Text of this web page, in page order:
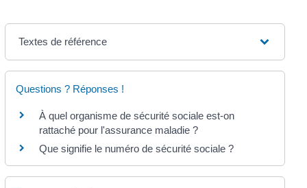
Textes de référence
Questions ? Réponses !
À quel organisme de sécurité sociale est-on
rattaché pour l'assurance maladie ?
Que signifie le numéro de sécurité sociale ?